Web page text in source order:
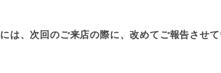
は、次回のご来店の際に、改めてご報告させ